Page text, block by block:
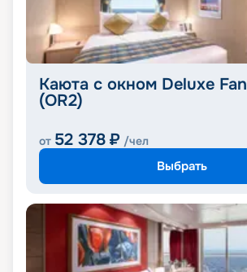
Каюта с окном Deluxe
(OR2)
от 52 378 ₽ /чел
Выбрать